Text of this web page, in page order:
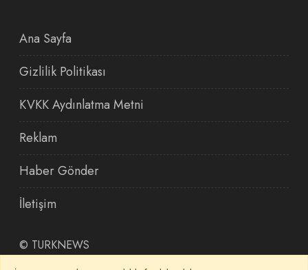
Ana Sayfa
Gizlilik Politikası
KVKK Aydınlatma Metni
Reklam
Haber Gönder
İletişim
© TURKNEWS